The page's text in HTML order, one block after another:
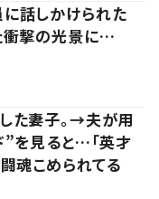
話しかけられた
衝撃の光景に…
た妻子。→夫が用
を見ると…「英才
魂こめられてる